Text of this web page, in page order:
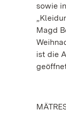
sowie
Magd
ist die